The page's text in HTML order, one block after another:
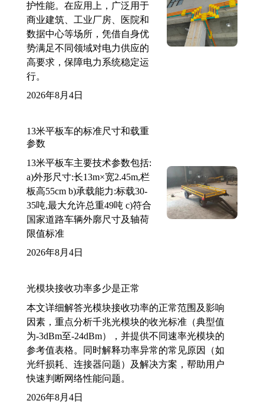
护性能。在应用上，广泛用于
商业建筑、工业厂房、医院和
数据中心等场所，凭借自身优
势满足不同领域对电力供应的
高要求，保障电力系统稳定运
行。
2026年8月4日
13米平板车的标准尺寸和载重
参数
13米平板车主要技术参数包括:
a)外形尺寸:长13m×宽2.45m,栏
板高55cm b)承载能力:标载30-
35吨,最大允许总重49吨 c)符合
国家道路车辆外廓尺寸及轴荷
限值标准
2026年8月4日
光模块接收功率多少是正常
本文详细解答光模块接收功率的正常范围及影响
因素，重点分析千兆光模块的收光标准（典型值
为-3dBm至-24dBm），并提供不同速率光模块的
参考值表格。同时解释功率异常的常见原因（如
光纤损耗、连接器问题）及解决方案，帮助用户
快速判断网络性能问题。
2026年8月4日